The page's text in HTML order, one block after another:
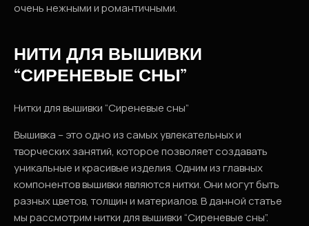
очень нежными и романтичными.
НИТИ ДЛЯ ВЫШИВКИ
“СИРЕНЕВЫЕ СНЫ”
Нитки для вышивки “Сиреневые сны”
Вышивка – это одно из самых увлекательных и
творческих занятий, которое позволяет создавать
уникальные и красивые изделия. Одним из главных
компонентов вышивки являются нитки. Они могут быть
разных цветов, толщин и материалов. В данной статье
мы рассмотрим нитки для вышивки “Сиреневые сны”.